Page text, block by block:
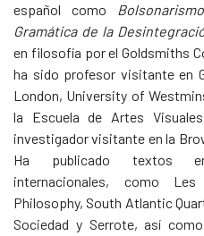
español como
Gramática de la
en filosofía por el Goldsmiths
ha sido profesor visitante en
London, University of
la Escuela de Artes
investigador visitante en la
Ha publicado textos
internacionales, como
Philosophy, South Atlantic
Sociedad y Serrote, así